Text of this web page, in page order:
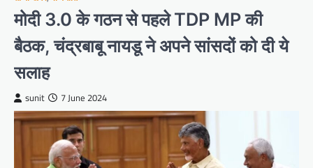
मोदी 3.0 के गठन से पहले TDP MP की
बैठक, चंद्रबाबू नायडू ने अपने सांसदों को दी ये
सलाह
sunit 7 June 2024